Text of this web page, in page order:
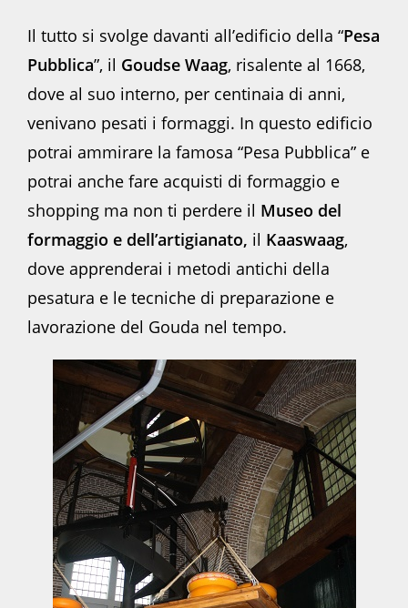
Il tutto si svolge davanti all’edificio della “Pesa
Pubblica”, il Goudse Waag, risalente al 1668,
dove al suo interno, per centinaia di anni,
venivano pesati i formaggi. In questo edificio
potrai ammirare la famosa “Pesa Pubblica” e
potrai anche fare acquisti di formaggio e
shopping ma non ti perdere il Museo del
formaggio e dell’artigianato, il Kaaswaag,
dove apprenderai i metodi antichi della
pesatura e le tecniche di preparazione e
lavorazione del Gouda nel tempo.